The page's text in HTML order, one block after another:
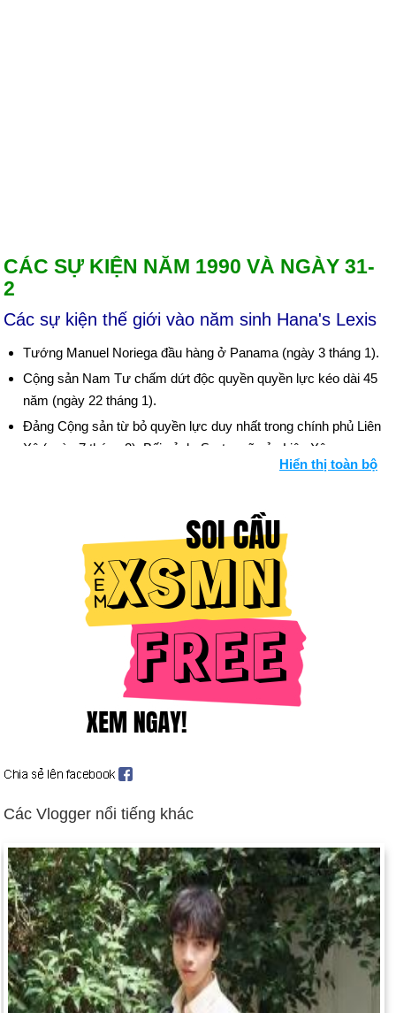
CÁC SỰ KIỆN NĂM 1990 VÀ NGÀY 31-
2
Các sự kiện thế giới vào năm sinh Hana's Lexis
Tướng Manuel Noriega đầu hàng ở Panama (ngày 3 tháng 1).
Cộng sản Nam Tư chấm dứt độc quyền quyền lực kéo dài 45
năm (ngày 22 tháng 1).
Đảng Cộng sản từ bỏ quyền lực duy nhất trong chính phủ Liên
Xô (ngày 7 tháng 2). Bối cảnh: Sự tan rã của Liên Xô
Nam Phi trả tự do cho Nelson Mandela, bị cầm tù 27 năm rưỡi
Hội nghị thượng đỉnh Mỹ-Xô đạt được thỏa thuận về vũ khí
(ngày 1 tháng 6).
Liên minh phương Tây kết thúc Chiến tranh Lạnh và đề xuất
hành động chung với Liên Xô và Đông Âu (ngày 6 tháng 7).
Quân đội Iraq xâm lược Kuwait, gây ra Chiến tranh vùng Vịnh
Ba Tư (2 tháng 8 và tiếp theo). Bối cảnh: Chiến tranh vùng
Đông và Tây Đức đoàn tụ (ngày 31 tháng 8 và tiếp theo).
Margaret Thatcher từ chức Thủ tướng Anh (ngày 22 tháng 11);
John Major kế nhiệm cô ấy (ngày 28 tháng 11).
khó khăn của Ba Lan (ngày 9 tháng 12).
Hiển thị toàn bộ
Các Vlogger nổi tiếng khác